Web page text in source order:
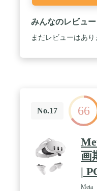
みんなのレビュー
まだレビューはあり
No.17 66
画
|
Meta